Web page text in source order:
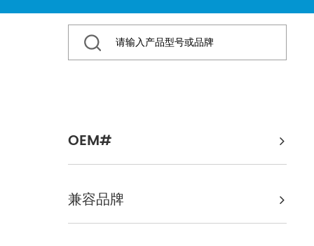
OEM#
兼容品牌